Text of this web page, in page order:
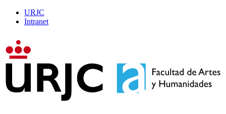
URJC
Intranet